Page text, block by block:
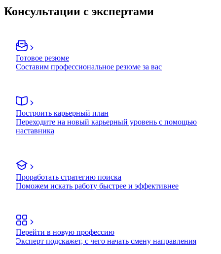
Консультации с экспертами
Готовое резюме
Составим профессиональное резюме за вас
Построить карьерный план
Переходите на новый карьерный уровень с помощью
наставника
Проработать стратегию поиска
Поможем искать работу быстрее и эффективнее
Перейти в новую профессию
Эксперт подскажет, с чего начать смену направления